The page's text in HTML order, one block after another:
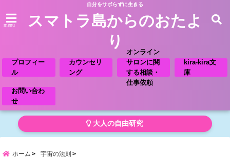
自分をサボらずに生きる
menu
スマトラ島からのおたよ
り
プロフィー
ル
カウンセリ
ング
オンライン
サロンに関
する相談・
仕事依頼
kira-kira文
庫
お問い合わ
せ
大人の自由研究
ホーム 宇宙の法則